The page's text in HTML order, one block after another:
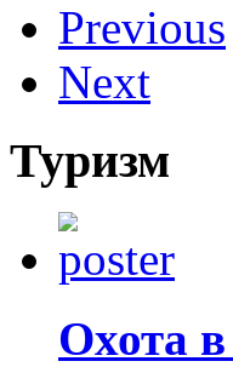
Previous
Next
Туризм
Охота